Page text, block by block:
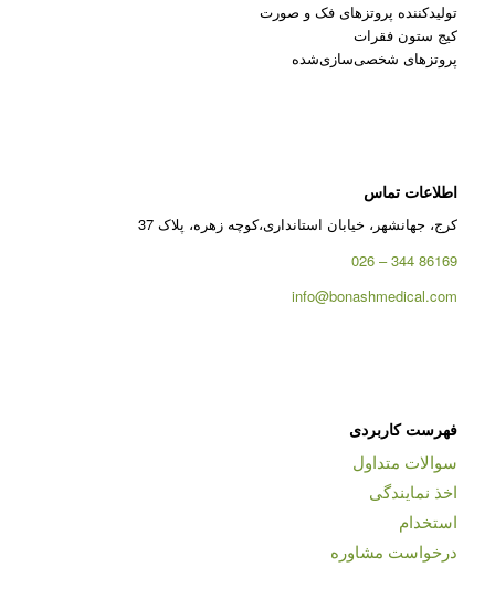
تولیدکننده پروتزهای فک و صورت
کیج ستون فقرات
پروتزهای شخصی‌سازی‌شده
اطلاعات تماس
کرج، جهانشهر، خیابان استانداری،کوچه زهره، پلاک 37
86169 344 – 026
info@bonashmedical.com
فهرست کاربردی
سوالات متداول
اخذ نمایندگی
استخدام
درخواست مشاوره